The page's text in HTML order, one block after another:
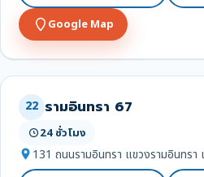
Google Map
22 รามอินทรา 67
24 ชั่วโมง
131 ถนนรามอินทรา แขวงรามอินทรา